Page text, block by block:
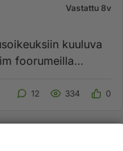
Vastattu 8v
kuuluva
foorumeilla
12 334 0